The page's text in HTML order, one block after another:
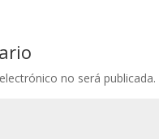
no será publicada.